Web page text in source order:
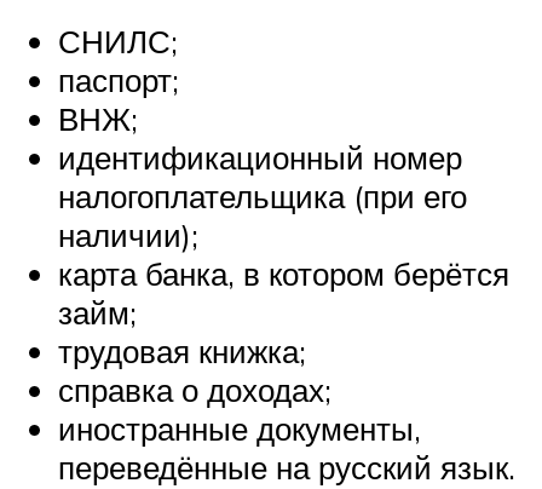
СНИЛС;
паспорт;
ВНЖ;
идентификационный номер
налогоплательщика (при его
наличии);
карта банка, в котором берётся
займ;
трудовая книжка;
справка о доходах;
иностранные документы,
переведённые на русский язык.